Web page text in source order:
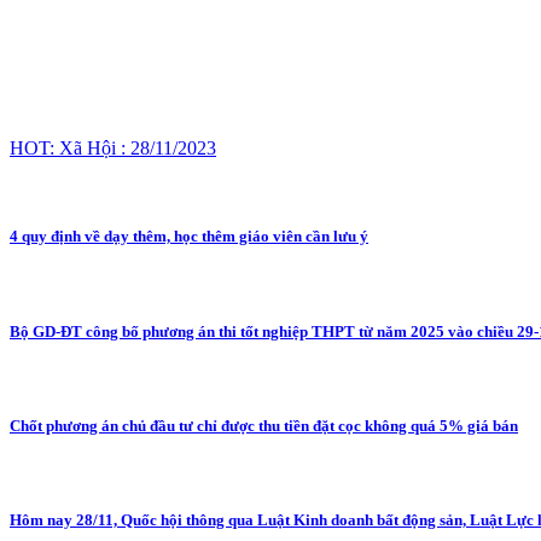
HOT: Xã Hội : 28/11/2023
4 quy định về dạy thêm, học thêm giáo viên cần lưu ý
Bộ GD-ĐT công bố phương án thi tốt nghiệp THPT từ năm 2025 vào chiều 29-
Chốt phương án chủ đầu tư chỉ được thu tiền đặt cọc không quá 5% giá bán
Hôm nay 28/11, Quốc hội thông qua Luật Kinh doanh bất động sản, Luật